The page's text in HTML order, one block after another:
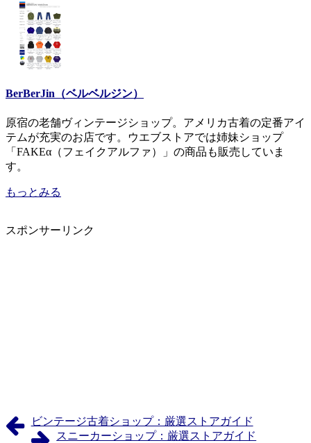
BerBerJin（ベルベルジン）
原宿の老舗ヴィンテージショップ。アメリカ古着の定番アイ
テムが充実のお店です。ウエブストアでは姉妹ショップ
「FAKEα（フェイクアルファ）」の商品も販売していま
す。
もっとみる
スポンサーリンク
ビンテージ古着ショップ：厳選ストアガイド
スニーカーショップ：厳選ストアガイド